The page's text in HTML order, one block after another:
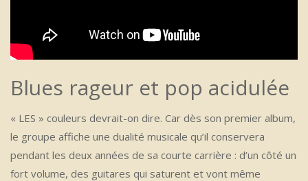
Blues rageur et pop acidulée
« LES » couleurs devrait-on dire. Car dès son premier album,
le groupe affiche une dualité musicale qu’il conservera
pendant les deux années de sa courte carrière : d’un côté un
fort volume, des guitares qui saturent et vont même